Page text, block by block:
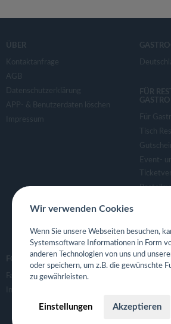
ÜBER
Kontaktanfrage
AGB
Datenschutzerklärung
APP- & Benutzerdaten löschen
Impressum
FÜR
Für
Tisch
Event-
Eigene
FOLGE UNS
Facebook
Instagram
Wir verwenden Cookies
Wenn Sie unsere Webseiten besuchen,
Systemsoftware Informationen in Form
anderen Technologien von uns und
oder speichern, um z.B. die gewünschte
zu gewährleisten.
Einstellungen Akzeptieren